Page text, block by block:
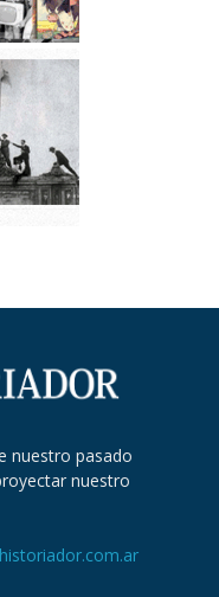
nuestro pasado
nuestro